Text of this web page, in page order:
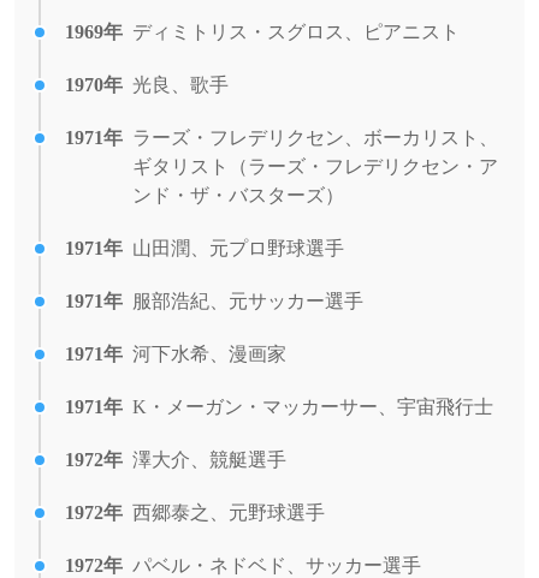
1969年 ディミトリス・スグロス、ピアニスト
1970年 光良、歌手
1971年 ラーズ・フレデリクセン、ボーカリスト、
ギタリスト（ラーズ・フレデリクセン・ア
ンド・ザ・バスターズ）
1971年 山田潤、元プロ野球選手
1971年 服部浩紀、元サッカー選手
1971年 河下水希、漫画家
1971年 K・メーガン・マッカーサー、宇宙飛行士
1972年 澤大介、競艇選手
1972年 西郷泰之、元野球選手
1972年 パベル・ネドベド、サッカー選手